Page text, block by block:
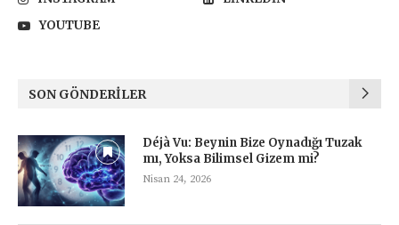
YOUTUBE
SON GÖNDERILER
Déjà Vu: Beynin Bize Oynadığı Tuzak
mı, Yoksa Bilimsel Gizem mi?
Nisan 24, 2026